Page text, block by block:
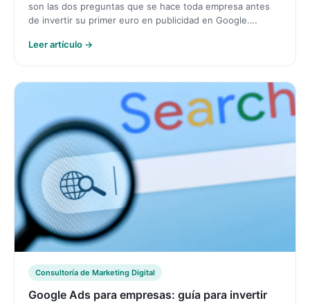
son las dos preguntas que se hace toda empresa antes
de invertir su primer euro en publicidad en Google.…
Leer artículo →
Consultoría de Marketing Digital
Google Ads para empresas: guía para invertir